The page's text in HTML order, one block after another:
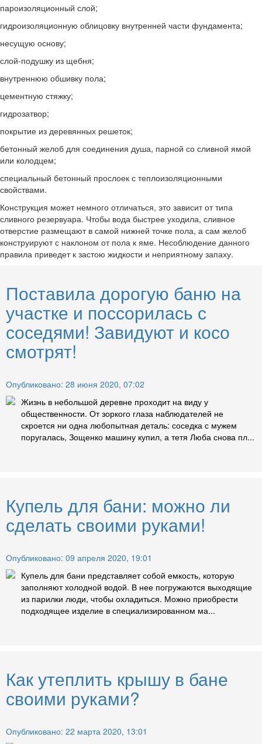
пароизоляционный слой;
гидроизоляционную облицовку внутренней части фундамента;
несущую основу;
слой-подушку из щебня;
внутреннюю обшивку пола;
цементную стяжку;
гидрозатвор;
покрытие из деревянных решеток;
бетонный желоб для соединения душа, парной со сливной ямой
или колодцем;
специальный бетонный прослоек с теплоизоляционными
свойствами.
Конструкция может немного отличаться, это зависит от типа
сливного резервуара. Чтобы вода быстрее уходила, сливное
отверстие размещают в самой нижней точке пола, а сам желоб
конструируют с наклоном от пола к яме. Несоблюдение данного
правила приведет к застою жидкости и неприятному запаху.
Поставила дорогую баню на
участке и поссорилась с
соседями! Завидуют и косо
смотрят!
Опубликовано: 28 июня 2020, 07:02
Жизнь в небольшой деревне проходит на виду у
общественности. От зоркого глаза наблюдателей не
скроется ни одна любопытная деталь: соседка с мужем
поругалась, Зощенко машину купил, а тетя Люба снова пл...
Купель для бани: можно ли
сделать своими руками!
Опубликовано: 09 апреля 2020, 19:01
Купель для бани представляет собой емкость, которую
заполняют холодной водой. В нее погружаются выходящие
из парилки люди, чтобы охладиться. Можно приобрести
подходящее изделие в специализированном ма...
Как утеплить крышу в бане
своими руками?
Опубликовано: 22 марта 2020, 13:01